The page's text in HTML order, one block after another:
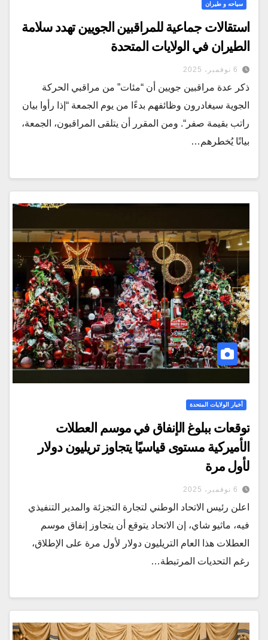
سياحه و طيران
استقالات جماعية للمراقبين الجويين تهدد سلامة
الطيران في الولايات المتحدة
6 نوفمبر، 2025
ذكر عدة مراقبين جويين أن “مئات” من مراقبي الحركة
الجوية سيغادرون وظائفهم بدءًا من يوم الجمعة “إذا رأوا بيان
راتب بقيمة صفر“. ومن المقرر أن يتلقى المراقبون، الجمعة،
بيانًا يُخطرهم…
أخبار الولايات المتحدة
توقعات ببلوغ الإنفاق في موسم العطلات
الأميركية مستوى قياسيًا يتجاوز تريليون دولار
لأول مرة
6 نوفمبر، 2025
اعلن رئيس الاتحاد الوطني لتجارة التجزئة والمدير التنفيذي
فيه، ماثيو شاي، إن الاتحاد يتوقع أن يتجاوز إنفاق موسم
العطلات هذا العام التريليون دولار لأول مرة على الإطلاق،
رغم التحديات المرتبطة…